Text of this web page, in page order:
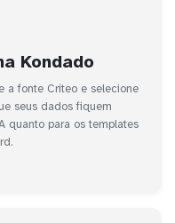
Kondado
a fonte Criteo e selecione
seus dados fiquem
quanto para os templates